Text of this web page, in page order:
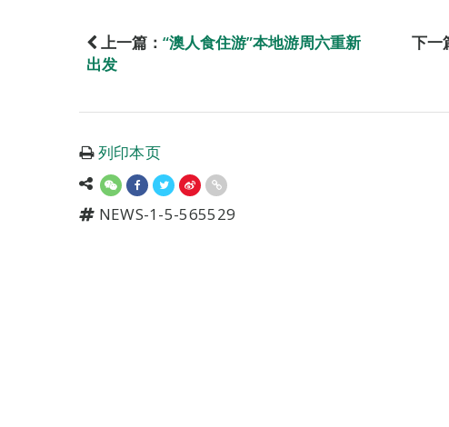
上一篇： “澳人食住游”本地游周六重新
出发
下一
列印本页
NEWS-1-5-565529